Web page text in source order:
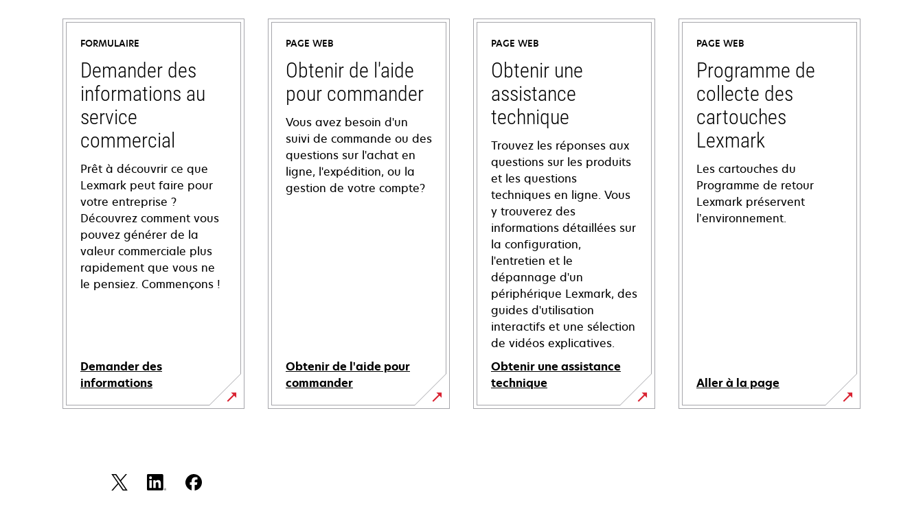
FORMULAIRE
Demander des
informations au
service
commercial
Prêt à découvrir ce que
Lexmark peut faire pour
votre entreprise ?
Découvrez comment vous
pouvez générer de la
valeur commerciale plus
rapidement que vous ne
le pensiez. Commençons !
Demander des
informations
PAGE WEB
Obtenir de l'aide
pour commander
Vous avez besoin d'un
suivi de commande ou des
questions sur l'achat en
ligne, l'expédition, ou la
gestion de votre compte?
Obtenir de l'aide pour
commander
PAGE WEB
Obtenir une
assistance
technique
Trouvez les réponses aux
questions sur les produits
et les questions
techniques en ligne. Vous
y trouverez des
informations détaillées sur
la configuration,
l'entretien et le
dépannage d'un
périphérique Lexmark, des
guides d'utilisation
interactifs et une sélection
de vidéos explicatives.
Obtenir une assistance
technique
s’ouvre
PAGE WEB
Programme de
collecte des
cartouches
Lexmark
Les cartouches du
Programme de retour
Lexmark préservent
l’environnement.
Aller à la page